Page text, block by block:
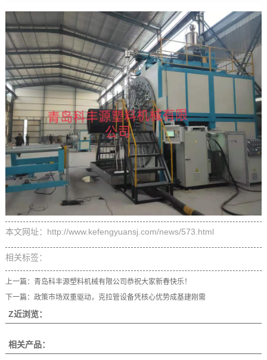
本文网址：http://www.kefengyuansj.com/news/573.html
相关标签：
上一篇： 青岛科丰源塑料机械有限公司恭祝大家新春快乐！
下一篇： 政策市场双重驱动，克拉管设备凭核心优势成基建刚需
Z近浏览：
相关产品：